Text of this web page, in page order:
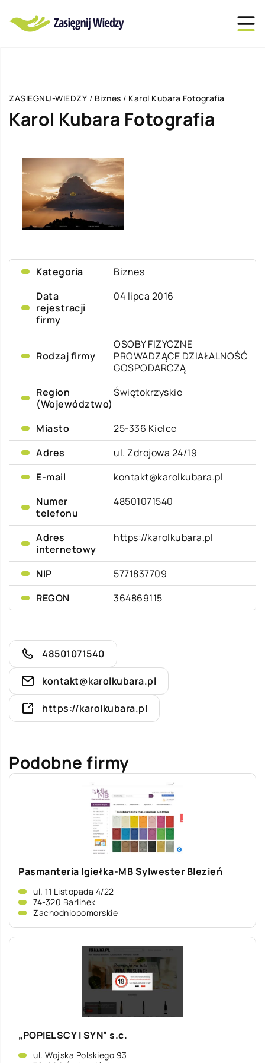
ZASIEGNIJ-WIEDZY / Biznes / Karol Kubara Fotografia
Karol Kubara Fotografia
Kategoria
Biznes
Data
rejestracji
firmy
04 lipca 2016
Rodzaj firmy
OSOBY FIZYCZNE
PROWADZĄCE DZIAŁALNOŚĆ
GOSPODARCZĄ
Region
(Województwo)
Świętokrzyskie
Miasto
25-336 Kielce
Adres
ul. Zdrojowa 24/19
E-mail
kontakt@karolkubara.pl
Numer
telefonu
48501071540
Adres
internetowy
https://karolkubara.pl
NIP
5771837709
REGON
364869115
48501071540
kontakt@karolkubara.pl
https://karolkubara.pl
Podobne firmy
Pasmanteria Igiełka-MB Sylwester Blezień
ul. 11 Listopada 4/22
74-320 Barlinek
Zachodniopomorskie
„POPIELSCY I SYN” s.c.
ul. Wojska Polskiego 93